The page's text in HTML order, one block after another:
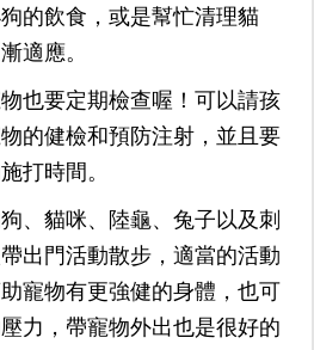
的飲食，或是幫忙清理貓
適應。
也要定期檢查喔！可以請孩
的健檢和預防注射，並且要
打時間。
、貓咪、陸龜、兔子以及刺
出門活動散步，適當的活動
寵物有更強健的身體，也可
力，帶寵物外出也是很好的